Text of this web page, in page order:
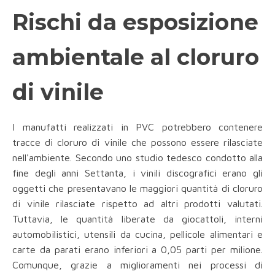
Rischi da esposizione
ambientale al cloruro
di vinile
I manufatti realizzati in PVC potrebbero contenere
tracce di cloruro di vinile che possono essere rilasciate
nell'ambiente. Secondo uno studio tedesco condotto alla
fine degli anni Settanta, i vinili discografici erano gli
oggetti che presentavano le maggiori quantità di cloruro
di vinile rilasciate rispetto ad altri prodotti valutati.
Tuttavia, le quantità liberate da giocattoli, interni
automobilistici, utensili da cucina, pellicole alimentari e
carte da parati erano inferiori a 0,05 parti per milione.
Comunque, grazie a miglioramenti nei processi di